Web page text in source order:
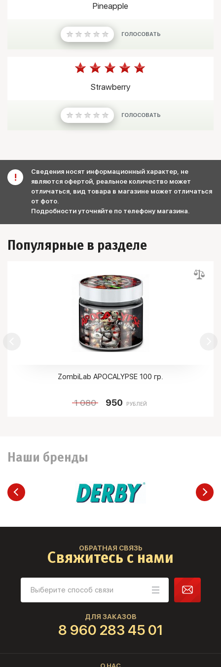
Pineapple
ГОЛОСОВАТЬ
Strawberry
ГОЛОСОВАТЬ
Сведения носят информационный характер, не
являются офертой, реальное количество может
отличаться, вид товара в магазине может отличаться
от фото.
Подробности уточняйте по телефону магазина.
Популярные в разделе
ZombiLab APOCALYPSE 100 гр.
1 080 950 РУБЛЕЙ
Наши бренды
ОБРАТНАЯ СВЯЗЬ
Свяжитесь с нами
ДЛЯ ЗАКАЗОВ
8 960 283 45 01